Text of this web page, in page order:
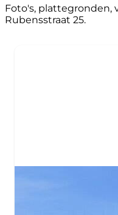
Foto's, plattegronden,
Rubensstraat 25.